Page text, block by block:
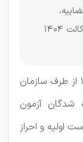
اطلاعیه شماره یک پذیرفته شدگان آزمون وکالت ۱۴۰۴
پیرو اطلاعیه اعلام نتایج آزمون وکالت ۱۴۰۴ از طرف سازمان
شدگان آزمون
اولیه و احراز